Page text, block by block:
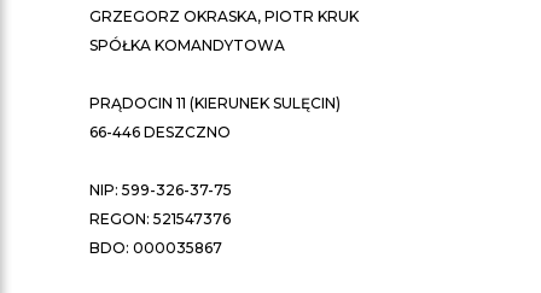
GRZEGORZ OKRASKA, PIOTR KRUK
SPÓŁKA KOMANDYTOWA
PRĄDOCIN 11 (KIERUNEK SULĘCIN)
66-446 DESZCZNO
NIP: 599-326-37-75
REGON: 521547376
BDO: 000035867